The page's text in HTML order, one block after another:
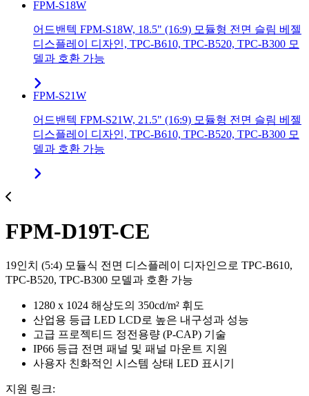
FPM-S18W
어드밴텍 FPM-S18W, 18.5" (16:9) 모듈형 전면 슬림 베젤
디스플레이 디자인, TPC-B610, TPC-B520, TPC-B300 모
델과 호환 가능
FPM-S21W
어드밴텍 FPM-S21W, 21.5" (16:9) 모듈형 전면 슬림 베젤
디스플레이 디자인, TPC-B610, TPC-B520, TPC-B300 모
델과 호환 가능
FPM-D19T-CE
19인치 (5:4) 모듈식 전면 디스플레이 디자인으로 TPC-B610,
TPC-B520, TPC-B300 모델과 호환 가능
1280 x 1024 해상도의 350cd/m² 휘도
산업용 등급 LED LCD로 높은 내구성과 성능
고급 프로젝티드 정전용량 (P-CAP) 기술
IP66 등급 전면 패널 및 패널 마운트 지원
사용자 친화적인 시스템 상태 LED 표시기
지원 링크: